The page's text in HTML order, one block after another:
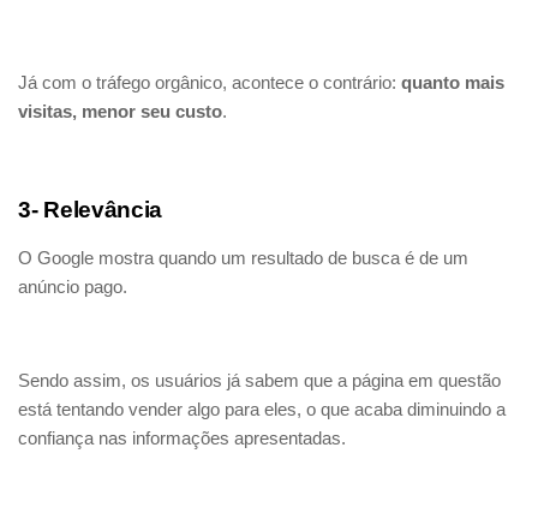
Já com o tráfego orgânico, acontece o contrário: quanto mais
visitas, menor seu custo.
3- Relevância
O Google mostra quando um resultado de busca é de um
anúncio pago.
Sendo assim, os usuários já sabem que a página em questão
está tentando vender algo para eles, o que acaba diminuindo a
confiança nas informações apresentadas.